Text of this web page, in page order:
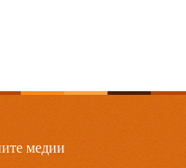
медии